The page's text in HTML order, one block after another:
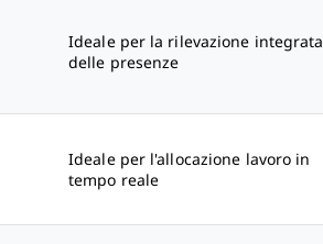
Ideale per la rilevazione integrata
delle presenze
Ideale per l'allocazione lavoro in
tempo reale